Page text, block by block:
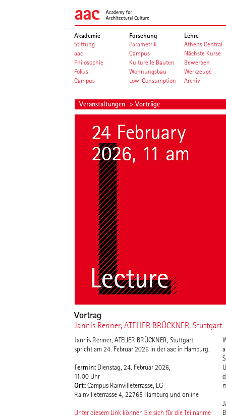
Akademie
Stiftung
aac
Philosophie
Fokus
Campus
Forschung
Parametrik
Campus
Kulturelle Bauten
Wohnungsbau
Low-Consumption
Lehre
Athens Central
Nächste Kurse
Bewerben
Werkzeuge
Archiv
Veranstaltungen > Vorträge
Vortrag
Jannis Renner, ATELIER BRÜCKNER, Stuttgart
Jannis Renner, ATELIER BRÜCKNER, Stuttgart
spricht am 24. Februar 2026 in der aac in Hamburg.
Termin: Dienstag, 24. Februar 2026,
11.00 Uhr
Ort:Campus Rainvilleterrasse, EG
Rainvilleterrasse 4, 22765 Hamburg und online
Unter diesem Link können Sie sich für die Teilnahme